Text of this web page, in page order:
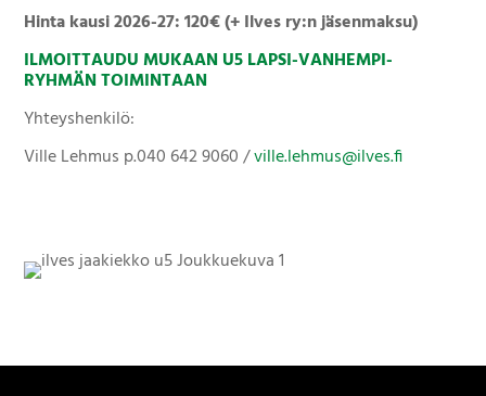
Hinta kausi 2026-27: 120€ (+ Ilves ry:n jäsenmaksu)
ILMOITTAUDU MUKAAN U5 LAPSI-VANHEMPI-
RYHMÄN TOIMINTAAN
Yhteyshenkilö:
Ville Lehmus p.040 642 9060 /ville.lehmus@ilves.fi